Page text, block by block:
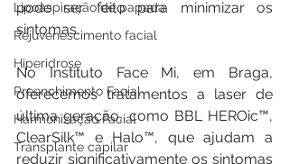
Lipoaspiração de papada
Rejuvenescimento facial
Hiperidrose
Preenchimento Facial
Harmonização Facial
Transplante capilar
pode ser feito para minimizar os
sintomas.
No Instituto Face Mi, em Braga,
oferecemos tratamentos a laser de
última geração, como BBL HEROic™,
ClearSilk™ e Halo™, que ajudam a
reduzir significativamente os sintomas